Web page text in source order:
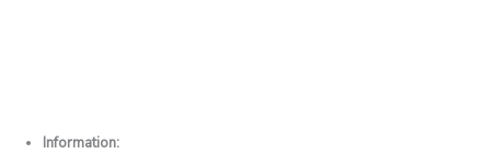
Information: